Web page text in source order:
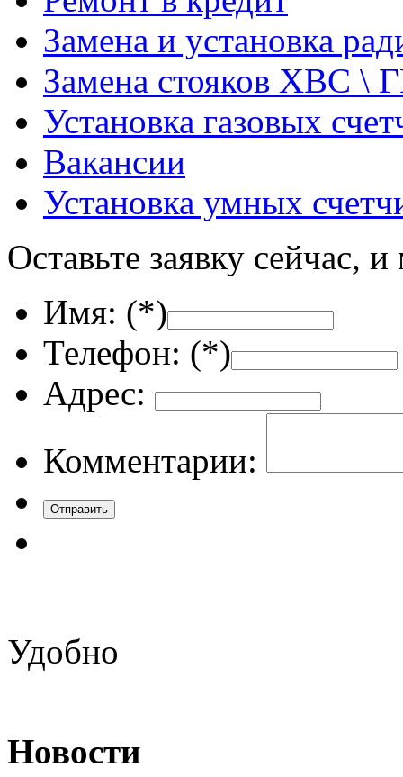
Замена и установка
Замена стояков ХВС \
Установка газовых
Вакансии
Установка умных
Оставьте заявку сейчас,
Имя: (*)
Телефон: (*)
Адрес:
Комментарии:
Удобно
Новости